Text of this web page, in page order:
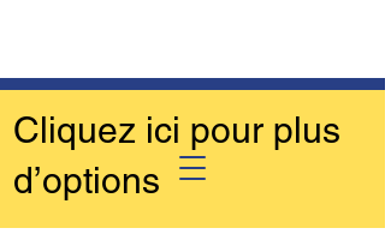
Cliquez ici pour plus
d’options